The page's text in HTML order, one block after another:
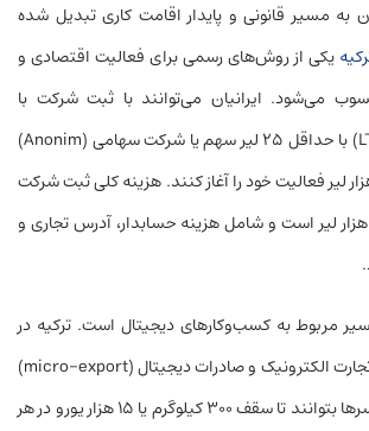
به مسیر قانونی و پایدار اقامت کاری تبدیل شده
یکی از روش‌های رسمی برای فعالیت اقتصادی و
می‌شود. ایرانیان می‌توانند با ثبت شرکت با
مسئولیت محدود (LTD) با حداقل ۲۵ لیر سهم یا شرکت سهامی (Anonim)
سرمایه حداقل ۵۰ هزار لیر فعالیت خود را آغاز کنند. هزینه کلی ثبت شرکت
معمولاً بین ۹ تا ۱۵.۵ هزار لیر است و شامل هزینه حسابدار، آدرس تجاری و
مربوط به کسب‌وکارهای دیجیتال است. ترکیه در
سال‌های اخیر قوانین تجارت الکترونیک و صادرات دیجیتال (micro-export)
را اصلاح کرده تا فریلنسرها بتوانند تا سقف ۳۰۰ کیلوگرم یا ۱۵ هزار یورو در هر